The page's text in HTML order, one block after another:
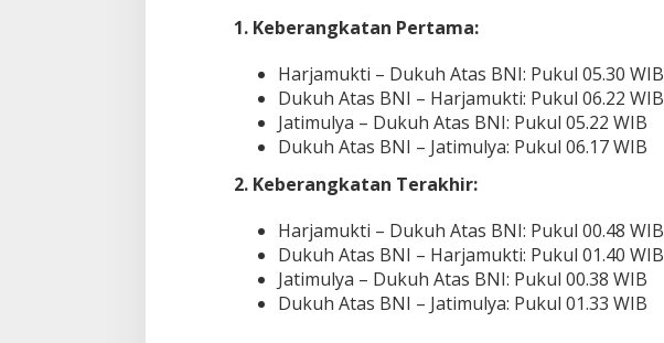
a
u
B
a
r
1. Keberangkatan Pertama:
Harjamukti – Dukuh Atas BNI: Pukul 05.30 WIB
Dukuh Atas BNI – Harjamukti: Pukul 06.22 WIB
Jatimulya – Dukuh Atas BNI: Pukul 05.22 WIB
Dukuh Atas BNI – Jatimulya: Pukul 06.17 WIB
2. Keberangkatan Terakhir:
Harjamukti – Dukuh Atas BNI: Pukul 00.48 WIB
Dukuh Atas BNI – Harjamukti: Pukul 01.40 WIB
Jatimulya – Dukuh Atas BNI: Pukul 00.38 WIB
Dukuh Atas BNI – Jatimulya: Pukul 01.33 WIB